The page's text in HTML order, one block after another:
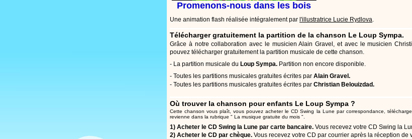
Promenons-nous dans les bois
Une animation flash réalisée intégralement par l'illustratrice Lucie Rydlova.
Télécharger gratuitement la partition de la chanson Le Loup Sympa.
Grâce à notre collaboration avec le musicien Alain Gravel , et avec le musicien
pouvez télécharger gratuitement la partition musicale de cette chanson.
- La partition musicale du Loup Sympa. Partition non encore disponible.
- Toutes les partitions musicales gratuites écrites par Alain Gravel.
- Toutes les partitions musicales gratuites écrites par Christian Belouizdad.
Où trouver la chanson pour enfants Le Loup Sympa ?
Cette chanson vous plaît, vous pouvezacheter le CD Swing la Lune par correspondance
revienne dans la rubrique " La musique gratuite du mois ".
1) Acheter le CD Swing la Lune par carte bancaire. Vous recevez votre CD Swing la
2) Acheter le CD par chèque. Vous recevez votre CD par courrier après la réception de